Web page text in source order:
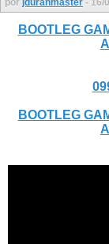
por jduranmaster - 16/
BOOTLEG
BOOTLEG